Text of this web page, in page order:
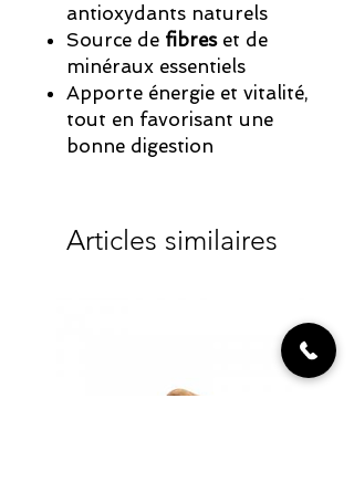
antioxydants naturels
Source de fibreset de
minéraux essentiels
Apporte énergie et vitalité,
tout en favorisant une
bonne digestion
Articles similaires